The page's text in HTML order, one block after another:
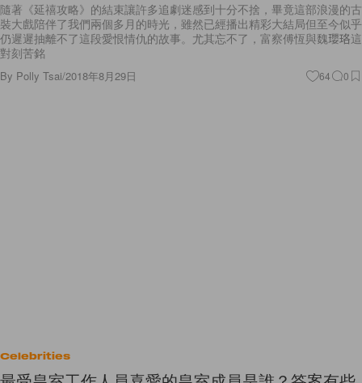
隨著《延禧攻略》的結束讓許多追劇迷感到十分不捨，畢竟這部浪漫的古
裝大戲陪伴了我們兩個多月的時光，雖然已經播出精彩大結局但至今似乎
仍遲遲抽離不了這段愛恨情仇的故事。尤其忘不了，富察傅恆與魏瓔珞這
對刻苦銘
By Polly Tsai/2018年8月29日 64 0
Celebrities